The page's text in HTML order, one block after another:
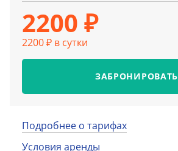
2200 ₽
2200 ₽ в сутки
ЗАБРОНИРОВАТЬ
Подробнее о тарифах
Условия аренды